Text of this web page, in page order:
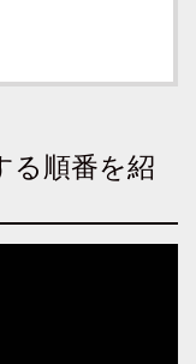
る順番を紹